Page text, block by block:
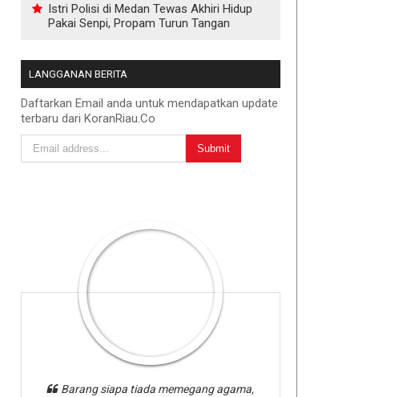
Istri Polisi di Medan Tewas Akhiri Hidup
Pakai Senpi, Propam Turun Tangan
LANGGANAN BERITA
Daftarkan Email anda untuk mendapatkan update
terbaru dari KoranRiau.Co
Barang siapa tiada memegang agama,